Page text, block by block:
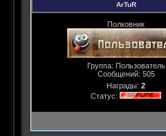
ArTuR
Полковник
Группа: Пользователь
Сообщений: 505
Награды: 2
Статус: